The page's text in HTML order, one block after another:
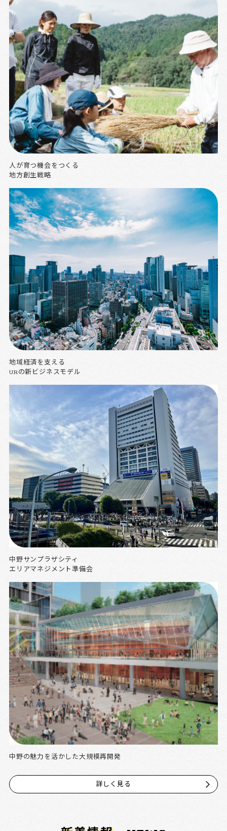
人が育つ機会をつくる
地方創生戦略
地域経済を支える
URの新ビジネスモデル
中野サンプラザシティ
エリアマネジメント準備会
中野の魅力を活かした大規模再開発
詳しく見る